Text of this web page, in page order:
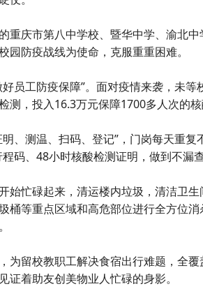
重庆市第八中学校、暨华中学、渝北
园防疫战线为使命，克服重重困难。
员工防疫保障”。面对疫情来袭，未
测，投入16.3万元保障1700多人次的核
、测温、扫码、登记”，门岗每天重
码、48小时核酸检测证明，做到不漏
始忙碌起来，清运楼内垃圾，清洁卫
桶等重点区域和高危部位进行全方位
为留校教职工解决食宿出行难题，全
证着助友创美物业人忙碌的身影。